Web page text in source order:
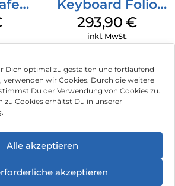
Dich optimal zu gestalten und fortlaufend
verwenden wir Cookies. Durch die weitere
Du der Verwendung von Cookies zu.
Cookies erhältst Du in unserer
Alle akzeptieren
akzeptieren
Keyboard Folio
iPad 10.9″ (10.Gen.)
Weiß
293,90€
inkl. MwSt.